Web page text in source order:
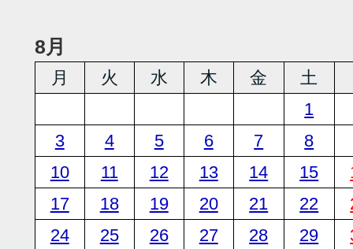
8月
月 火 水 木 金 土
1
3
4 5 6 7
8
10
11 12 13 14 15
17
18 19 20 21 22
24
25 26 27 28 29